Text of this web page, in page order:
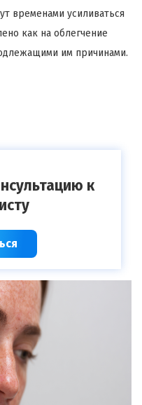
временами усиливаться
как на облегчение
им причинами.
к